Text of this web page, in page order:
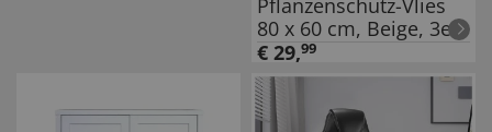
Pflanzenschutz-Vlies
80 x 60 cm, Beige, 3er
Set, reißfestes
Wintervlies für
Pflanzen
€ 29,99